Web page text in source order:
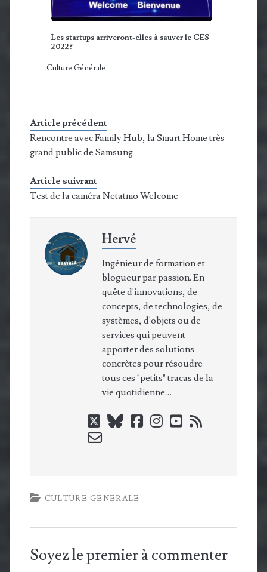
Les startups arriveront-elles à sauver le CES
2022?
Culture Générale
Article précédent
Rencontre avec Family Hub, la Smart Home très
grand public de Samsung
Article suivrant
Test de la caméra Netatmo Welcome
Hervé
Ingénieur de formation et
blogueur par passion. En
quête d'innovations, de
concepts, de technologies, de
systèmes, d'objets ou de
services qui peuvent
apporter des solutions
concrètes pour résoudre
tous ces "petits" tracas de la
vie quotidienne…
twitterblueskyfacebook
instagram
youtube
rss
email-
CULTURE GÉNÉRALE
Soyez le premier à commenter